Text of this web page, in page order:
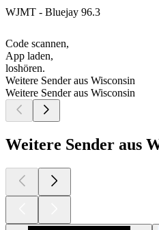
WJMT - Bluejay 96.3
Code scannen,
App laden,
loshören.
Weitere Sender aus Wisconsin
Weitere Sender aus Wisconsin
Weitere Sender aus